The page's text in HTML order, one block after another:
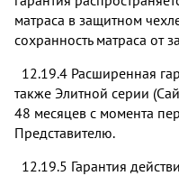
матраса в защитном
сохранность матраса от
12.19.4 Расширенная
также Элитной серии
48 месяцев с момента
Представителю.
12.19.5 Гарантия